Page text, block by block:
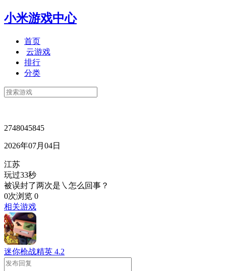
小米游戏中心
首页
云游戏
排行
分类
2748045845
2026年07月04日
江苏
玩过33秒
被误封了两次是㇏怎么回事？
0次浏览 0
相关游戏
迷你枪战精英 4.2